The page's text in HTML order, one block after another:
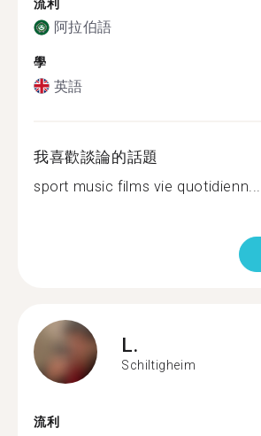
流利
阿拉伯語
學
英語
我喜歡談論的話題
sport music films vie quotidienn...
L.
Schiltigheim
流利